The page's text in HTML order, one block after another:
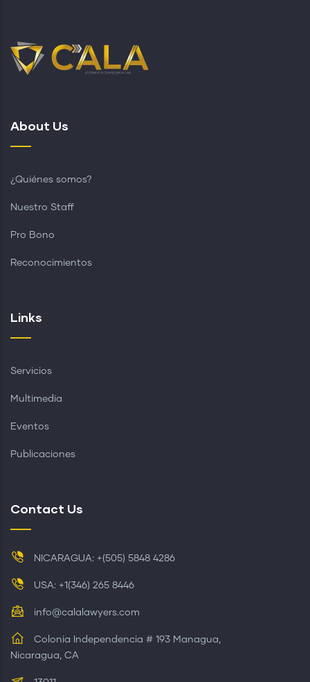
About Us
¿Quiénes somos?
Nuestro Staff
Pro Bono
Reconocimientos
Links
Servicios
Multimedia
Eventos
Publicaciones
Contact Us
NICARAGUA: +(505) 5848 4286
USA: +1(346) 265 8446
info@calalawyers.com
Colonia Independencia # 193 Managua,
Nicaragua, CA